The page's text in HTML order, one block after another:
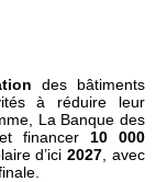
des bâtiments
à réduire leur
La Banque des
financer 10 000
d’ici2027 , avec